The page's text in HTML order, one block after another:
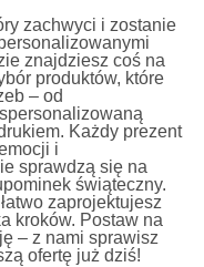
zachwyci i zostanie
znajdziesz coś na
produktów, które
– od
Każdy prezent
i
sprawdzą się na
świąteczny.
zaprojektujesz
kroków. Postaw na
– z nami sprawisz
ofertę już dziś!